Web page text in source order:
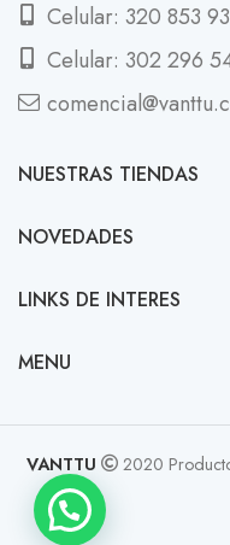
Celular: 320 853
Celular: 302 296
NUESTRAS TIENDAS
NOVEDADES
LINKS DE INTERES
MENU
VANTTU 2020